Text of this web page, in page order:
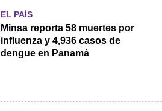
EL PAÍS
Minsa reporta 58 muertes por
influenza y 4,936 casos de
dengue en Panamá